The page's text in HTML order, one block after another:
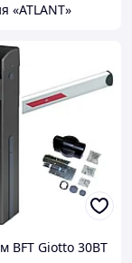
«ATLANT»
BFT Giotto 30BT